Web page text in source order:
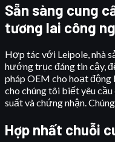
Sẵn sàng cung
tương lai công
Hợp tác với Leipole, nhà
hướng trục đáng tin cậy,
pháp OEM cho hoạt động
cho chúng tôi biết yêu
suất và chứng nhận.
Hợp nhất chuỗi